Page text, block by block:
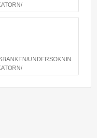
UNDERSOKNIN